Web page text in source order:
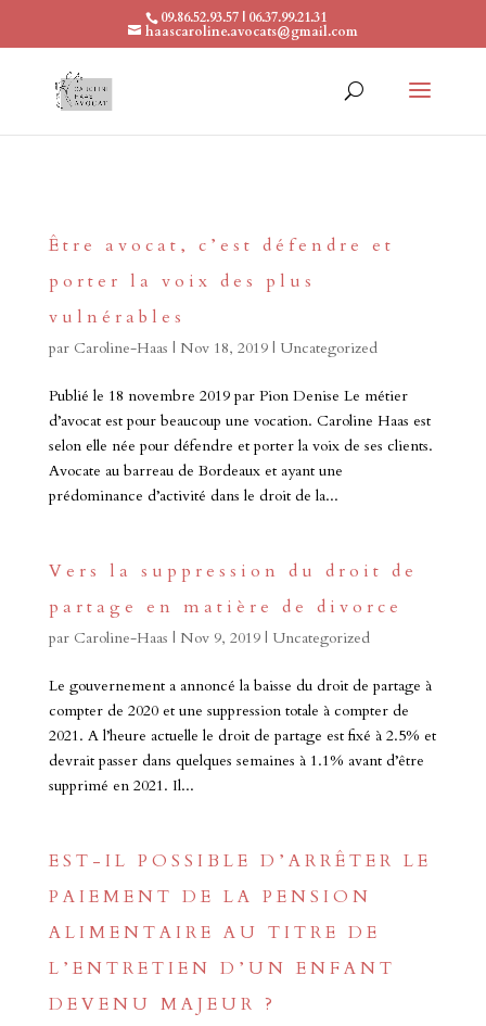
09.86.52.93.57 | 06.37.99.21.31
haascaroline.avocats@gmail.com
Être avocat, c’est défendre et
porter la voix des plus
vulnérables
par Caroline-Haas | Nov 18, 2019| Uncategorized
Publié le 18 novembre 2019 par Pion Denise Le métier
d’avocat est pour beaucoup une vocation. Caroline Haas est
selon elle née pour défendre et porter la voix de ses clients.
Avocate au barreau de Bordeaux et ayant une
prédominance d’activité dans le droit de la...
Vers la suppression du droit de
partage en matière de divorce
par Caroline-Haas | Nov 9, 2019| Uncategorized
Le gouvernement a annoncé la baisse du droit de partage à
compter de 2020 et une suppression totale à compter de
2021. A l’heure actuelle le droit de partage est fixé à 2.5% et
devrait passer dans quelques semaines à 1.1% avant d’être
supprimé en 2021. Il...
EST-IL POSSIBLE D’ARRÊTER LE
PAIEMENT DE LA PENSION
ALIMENTAIRE AU TITRE DE
L’ENTRETIEN D’UN ENFANT
DEVENU MAJEUR ?